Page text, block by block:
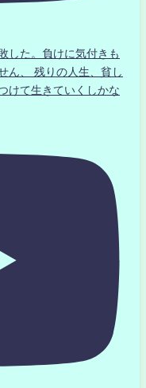
した。負けに気付きも
ん、 残りの人生、貧し
けて生きていくしかな